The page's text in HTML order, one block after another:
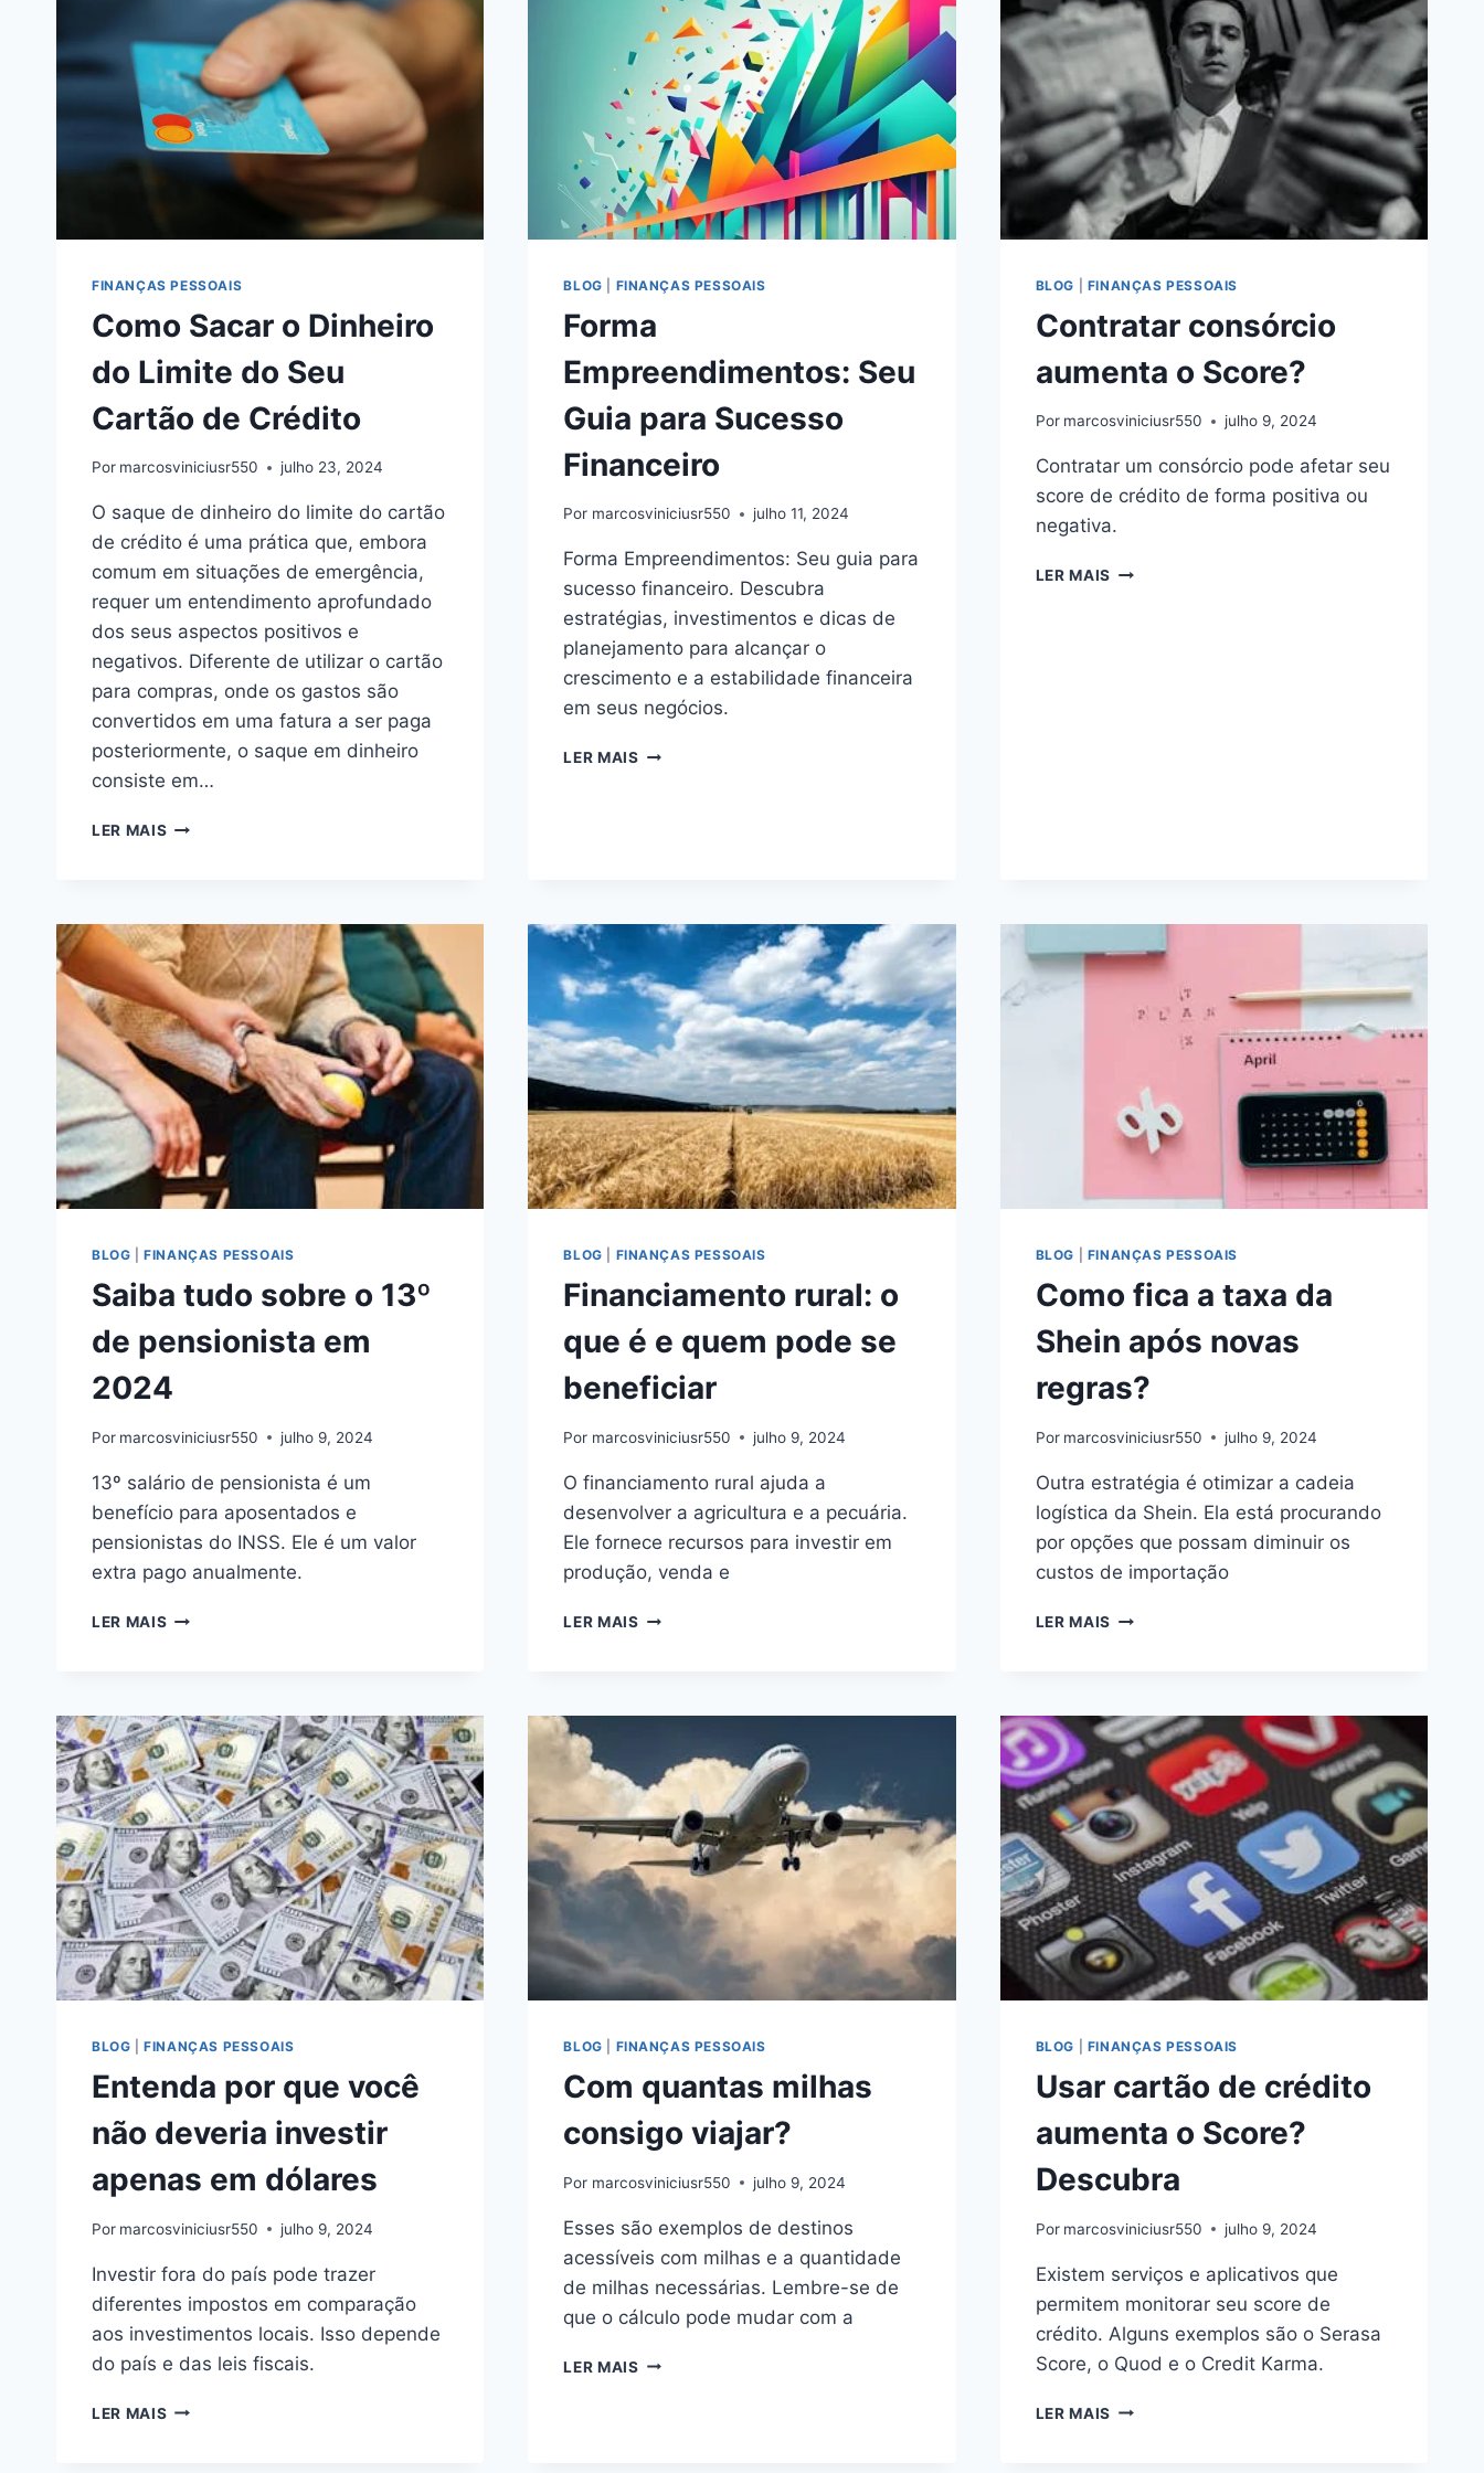
FINANÇAS PESSOAIS
Como Sacar o Dinheiro
do Limite do Seu
Cartão de Crédito
Por marcosviniciusr550 julho 23, 2024
O saque de dinheiro do limite do cartão
de crédito é uma prática que, embora
comum em situações de emergência,
requer um entendimento aprofundado
dos seus aspectos positivos e
negativos. Diferente de utilizar o cartão
para compras, onde os gastos são
convertidos em uma fatura a ser paga
posteriormente, o saque em dinheiro
consiste em…
LER MAIS COMO
LIMITE
DO
SEU
CARTÃO
DE
CRÉDITO
BLOG FINANÇAS PESSOAIS
Forma
Empreendimentos: Seu
Guia para Sucesso
Financeiro
Por marcosviniciusr550 julho 11, 2024
Forma Empreendimentos: Seu guia para
sucesso financeiro. Descubra
estratégias, investimentos e dicas de
planejamento para alcançar o
crescimento e a estabilidade financeira
em seus negócios.
LER MAIS FORMA
BLOG FINANÇAS PESSOAIS
Contratar consórcio
aumenta o Score?
Por marcosviniciusr550 julho 9, 2024
Contratar um consórcio pode afetar seu
score de crédito de forma positiva ou
negativa.
LER MAIS CONTRATAR
BLOG |FINANÇAS PESSOAIS
Saiba tudo sobre o 13º
de pensionista em
2024
Por marcosviniciusr550 julho 9, 2024
13º salário de pensionista é um
benefício para aposentados e
pensionistas do INSS. Ele é um valor
extra pago anualmente.
LER MAIS SAIBA
DE
PENSIONISTA
EM
2024
BLOG FINANÇAS PESSOAIS
Financiamento rural: o
que é e quem pode se
beneficiar
Por marcosviniciusr550 julho 9, 2024
O financiamento rural ajuda a
desenvolver a agricultura e a pecuária.
Ele fornece recursos para investir em
produção, venda e
LER MAIS FINANCIAMENTO
PODE
BENEFICIAR
BLOG FINANÇAS PESSOAIS
Como fica a taxa da
Shein após novas
regras?
Por marcosviniciusr550 julho 9, 2024
Outra estratégia é otimizar a cadeia
logística da Shein. Ela está procurando
por opções que possam diminuir os
custos de importação
LER MAIS COMO
SHEIN
APÓS
NOVAS
REGRAS?
BLOG |FINANÇAS PESSOAIS
Entenda por que você
não deveria investir
apenas em dólares
Por marcosviniciusr550 julho 9, 2024
Investir fora do país pode trazer
diferentes impostos em comparação
aos investimentos locais. Isso depende
do país e das leis fiscais.
LER MAIS ENTENDA
BLOG FINANÇAS PESSOAIS
Com quantas milhas
consigo viajar?
Por marcosviniciusr550 julho 9, 2024
Esses são exemplos de destinos
acessíveis com milhas e a quantidade
de milhas necessárias. Lembre-se de
que o cálculo pode mudar com a
LER MAIS COM
BLOG FINANÇAS PESSOAIS
Usar cartão de crédito
aumenta o Score?
Descubra
Por marcosviniciusr550 julho 9, 2024
Existem serviços e aplicativos que
permitem monitorar seu score de
crédito. Alguns exemplos são o Serasa
Score, o Quod e o Credit Karma.
LER MAIS USAR